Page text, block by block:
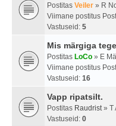
Postitas Veiler » R
Viimane postitus
Vastuseid: 5
Mis märgiga
Postitas LoCo » E
Viimane postitus
Vastuseid: 16
Vapp ripatsilt.
Postitas Raudrist» T
Vastuseid: 0